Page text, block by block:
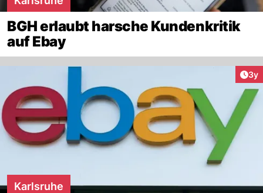
BGH erlaubt harsche Kundenkritik
auf Ebay
3y
Karlsruhe